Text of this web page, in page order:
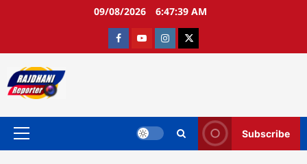
09/08/2026 6:47:39 AM
FacebookYoutubeInstagramtwitter
Primary
Subscribe